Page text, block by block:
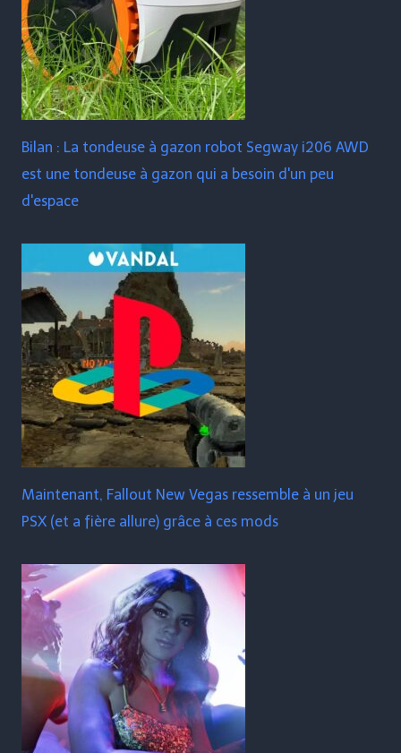
Bilan : La tondeuse à gazon robot Segway i206 AWD
est une tondeuse à gazon qui a besoin d'un peu
d'espace
Maintenant, Fallout New Vegas ressemble à un jeu
PSX (et a fière allure) grâce à ces mods